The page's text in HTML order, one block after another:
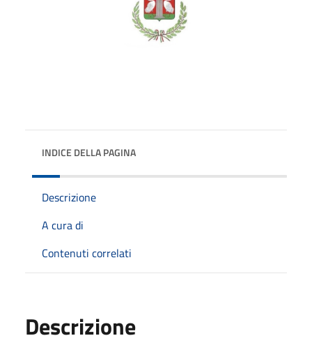
INDICE DELLA PAGINA
Descrizione
A cura di
Contenuti correlati
Descrizione